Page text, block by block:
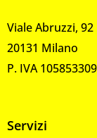
Viale Abruzzi, 92
20131 Milano
P. IVA
Servizi